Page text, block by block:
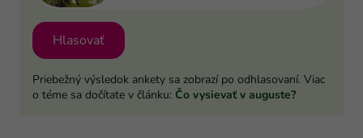
Hlasovať
Priebežný výsledok ankety sa zobrazí po odhlasovaní. Viac
o téme sa dočítate v článku: Čo vysievať v auguste?